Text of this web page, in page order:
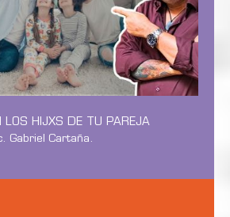
LOS HIJXS DE TU PAREJA
Gabriel Cartaña.